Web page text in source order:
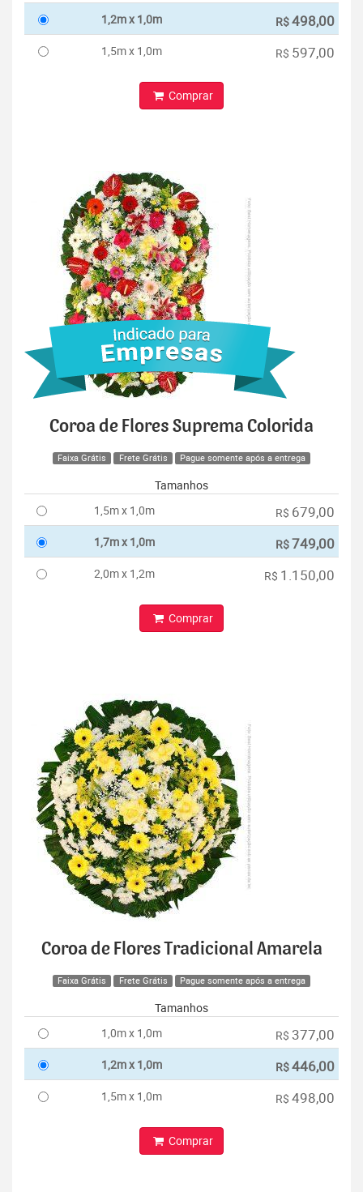
1,2m x 1,0m R$498,00
1,5m x 1,0m R$ 597,00
Comprar
Coroa de Flores Suprema Colorida
Faixa Grátis Frete Grátis Pague somente após a entrega
Tamanhos
1,5m x 1,0m
R$ 679,00
1,7m x 1,0m R$749,00
2,0m x 1,2m R$ 1.150,00
Comprar
Coroa de Flores Tradicional Amarela
Faixa Grátis Frete Grátis Pague somente após a entrega
Tamanhos
1,0m x 1,0m
R$ 377,00
1,2m x 1,0m R$446,00
1,5m x 1,0m R$ 498,00
Comprar